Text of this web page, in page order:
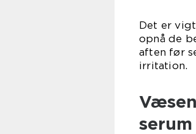
Det er
opnå de
aften før
irritation.
serum